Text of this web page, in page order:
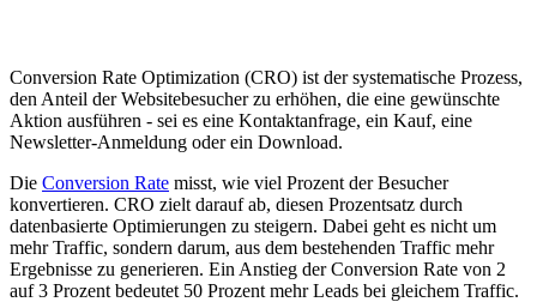
Conversion Rate Optimization (CRO) ist der systematische Prozess,
den Anteil der Websitebesucher zu erhöhen, die eine gewünschte
Aktion ausführen - sei es eine Kontaktanfrage, ein Kauf, eine
Newsletter-Anmeldung oder ein Download.
Die Conversion Rate misst, wie viel Prozent der Besucher
konvertieren. CRO zielt darauf ab, diesen Prozentsatz durch
datenbasierte Optimierungen zu steigern. Dabei geht es nicht um
mehr Traffic, sondern darum, aus dem bestehenden Traffic mehr
Ergebnisse zu generieren. Ein Anstieg der Conversion Rate von 2
auf 3 Prozent bedeutet 50 Prozent mehr Leads bei gleichem Traffic.